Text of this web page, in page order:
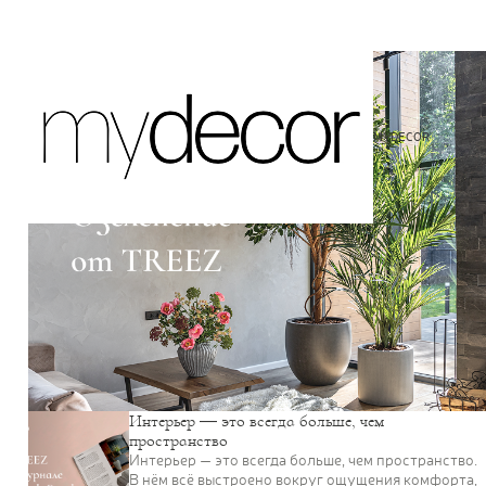
Алфавитный указатель MYDECOR
Интерьер — это всегда больше, чем
пространство
Интерьер — это всегда больше, чем пространство.
В нём всё выстроено вокруг ощущения комфорта,